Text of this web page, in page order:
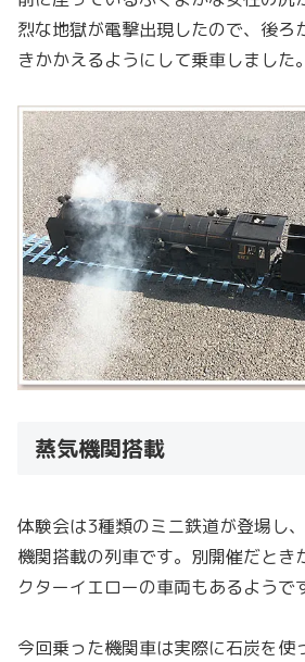
烈な地獄が電撃出現したので、後ろ
きかかえるようにして乗車しました。
蒸気機関搭載
体験会は3種類のミニ鉄道が登場し
機関搭載の列車です。別開催だとき
クターイエローの車両もあるようで
今回乗った機関車は実際に石炭を使